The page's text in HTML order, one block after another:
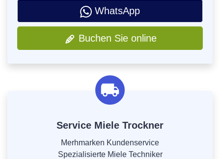
WhatsApp
Buchen Sie online
Service Miele Trockner
Merhmarken Kundenservice
Spezialisierte Miele Techniker